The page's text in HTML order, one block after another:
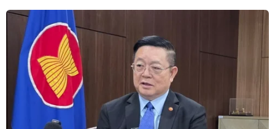
dầu ăn thay dầu diesel tại CH Czech
08/04/2026 01:47
Bức họa Ấn Độ lập kỷ lục đấu giá gần
18 triệu USD
02/04/2026 14:26